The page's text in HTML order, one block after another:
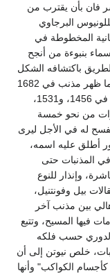
فان بأن يقترب من
البرجاوي
المخطوطة في
بنبوءة من أنجح
باكتشافه الشكل
القطعي المكافئ لمسالك المذنبات (1665). فلما ظهر مذنب في 1682
وجد هالي في مسلكه نظائر مع مذنبات سجلت في 1456، و1531،
من نحو خمسة
وتنبأ بظهور آخر في 1758. ولم يفسح له في الأجل ليرى
أطلق عليه اسمه،
المذنبات حتى
وإنذار للنوع
بيل وفونتنيل،
بين مذنب آخر
مات فيها المسيح، وتتبع
الدوري حسب فلكه
خلص نيوتن إلى أن
كأجسام الكواكب" وأنها